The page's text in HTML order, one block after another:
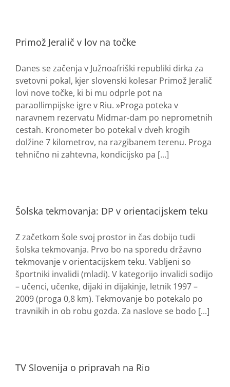
Primož Jeralič v lov na točke
Danes se začenja v Južnoafriški republiki dirka za
svetovni pokal, kjer slovenski kolesar Primož Jeralič
lovi nove točke, ki bi mu odprle pot na
paraollimpijske igre v Riu. »Proga poteka v
naravnem rezervatu Midmar-dam po neprometnih
cestah. Kronometer bo potekal v dveh krogih
dolžine 7 kilometrov, na razgibanem terenu. Proga
tehnično ni zahtevna, kondicijsko pa [...]
Šolska tekmovanja: DP v orientacijskem teku
Z začetkom šole svoj prostor in čas dobijo tudi
šolska tekmovanja. Prvo bo na sporedu državno
tekmovanje v orientacijskem teku. Vabljeni so
športniki invalidi (mladi). V kategorijo invalidi sodijo
– učenci, učenke, dijaki in dijakinje, letnik 1997 –
2009 (proga 0,8 km). Tekmovanje bo potekalo po
travnikih in ob robu gozda. Za naslove se bodo [...]
TV Slovenija o pripravah na Rio